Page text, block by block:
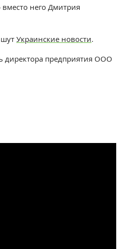
него Дмитрия
Украинские новости.
директора предприятия ООО